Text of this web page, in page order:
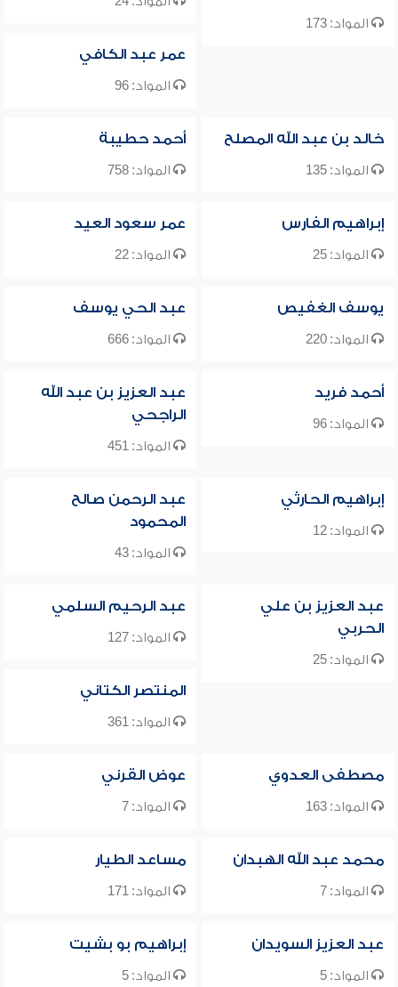
المواد: 173
عمر عبد الكافي
المواد: 96
خالد بن عبد الله المصلح
المواد: 135
أحمد حطيبة
المواد: 758
إبراهيم الفارس
المواد: 25
عمر سعود العيد
المواد: 22
يوسف الغفيص
المواد: 220
عبد الحي يوسف
المواد: 666
أحمد فريد
المواد: 96
عبد العزيز بن عبد الله
الراجحي
المواد: 451
إبراهيم الحارثي
المواد: 12
عبد الرحمن صالح
المحمود
المواد: 43
عبد العزيز بن علي
الحربي
المواد: 25
عبد الرحيم السلمي
المواد: 127
المنتصر الكتاني
المواد: 361
مصطفى العدوي
المواد: 163
عوض القرني
المواد: 7
محمد عبد الله الهبدان
المواد: 7
مساعد الطيار
المواد: 171
عبد العزيز السويدان
المواد: 5
إبراهيم بو بشيت
المواد: 5